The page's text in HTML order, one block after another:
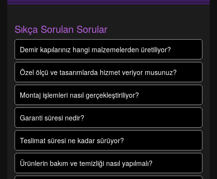
Sıkça Sorulan Sorular
Demir kapılarınız hangi malzemelerden üretiliyor?
Özel ölçü ve tasarımlarda hizmet veriyor musunuz?
Montaj işlemleri nasıl gerçekleştiriliyor?
Garanti süresi nedir?
Teslimat süresi ne kadar sürüyor?
Ürünlerin bakım ve temizliği nasıl yapılmalı?